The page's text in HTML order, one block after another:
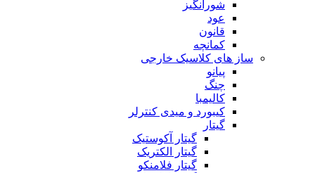
شورانگیز
عود
قانون
کمانچه
ساز های کلاسیک خارجی
پیانو
چنگ
کالیمبا
کیبورد و میدی کنترلر
گیتار
گیتار آکوستیک
گیتار الکتریک
گیتار فلامنکو